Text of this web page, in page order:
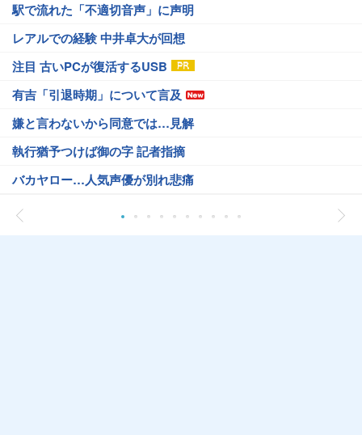
駅で流れた「不適切音声」に声明
レアルでの経験 中井卓大が回想
注目 古いPCが復活するUSB
有吉「引退時期」について言及
嫌と言わないから同意では…見解
執行猶予つけば御の字 記者指摘
バカヤロー…人気声優が別れ悲痛